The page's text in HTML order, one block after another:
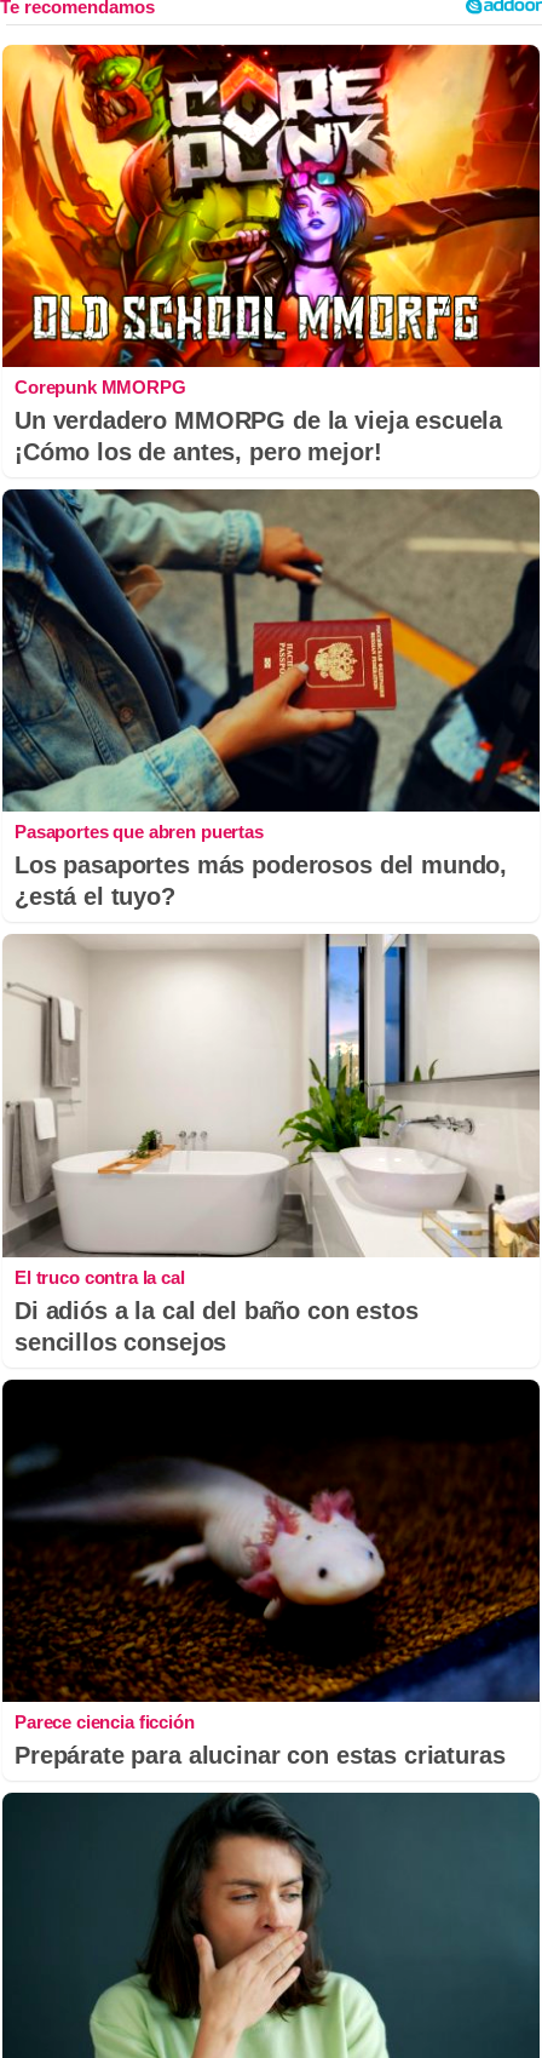
Corepunk MMORPG
Un verdadero MMORPG de la vieja escuela
¡Cómo los de antes, pero mejor!
Pasaportes que abren puertas
Los pasaportes más poderosos del mundo,
¿está el tuyo?
El truco contra la cal
Di adiós a la cal del baño con estos
sencillos consejos
Parece ciencia ficción
Prepárate para alucinar con estas criaturas